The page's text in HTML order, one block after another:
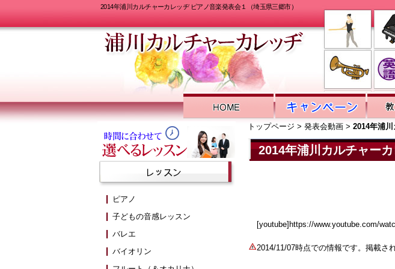
2014年浦川カルチャーカレッヂ ピアノ音楽発表会１（埼玉県三郷市）
トップページ > 発表会動画 > 2014年浦
2014年浦川カルチャー
[youtube]https://www.youtube.com/
2014/11/07時点での情報です。掲載さ
ピアノ
子どもの音感レッスン
バレエ
バイオリン